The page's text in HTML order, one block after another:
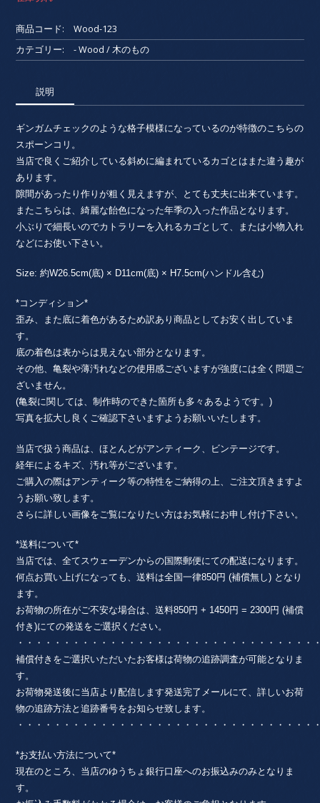
商品コード:
Wood-123
カテゴリー:
- Wood / 木のもの
説明
ギンガムチェックのような格子模様になっているのが特徴のこちらの
スポーンコリ。
当店で良くご紹介している斜めに編まれているカゴとはまた違う趣が
あります。
隙間があったり作りが粗く見えますが、とても丈夫に出来ています。
またこちらは、綺麗な飴色になった年季の入った作品となります。
小ぶりで細長いのでカトラリーを入れるカゴとして、または小物入れ
などにお使い下さい。
Size: 約W26.5cm(底) × D11cm(底) × H7.5cm(ハンドル含む)
*コンディション*
歪み、また底に着色があるため訳あり商品としてお安く出していま
す。
底の着色は表からは見えない部分となります。
その他、亀裂や薄汚れなどの使用感ございますが強度には全く問題ご
ざいません。
(亀裂に関しては、制作時のできた箇所も多々あるようです。)
写真を拡大し良くご確認下さいますようお願いいたします。
当店で扱う商品は、ほとんどがアンティーク、ビンテージです。
経年によるキズ、汚れ等がございます。
ご購入の際はアンティーク等の特性をご納得の上、ご注文頂きますよ
うお願い致します。
さらに詳しい画像をご覧になりたい方はお気軽にお申し付け下さい。
*送料について*
当店では、全てスウェーデンからの国際郵便にての配送になります。
何点お買い上げになっても、送料は全国一律850円 (補償無し) となり
ます。
お荷物の所在がご不安な場合は、送料850円 + 1450円 = 2300円 (補償
付き)にての発送をご選択ください。
・・・・・・・・・・・・・・・・・・・・・・・・・・・・・・・
補償付きをご選択いただいたお客様は荷物の追跡調査が可能となりま
す。
お荷物発送後に当店より配信します発送完了メールにて、詳しいお荷
物の追跡方法と追跡番号をお知らせ致します。
・・・・・・・・・・・・・・・・・・・・・・・・・・・・・・・
*お支払い方法について*
現在のところ、当店のゆうちょ銀行口座へのお振込みのみとなりま
す。